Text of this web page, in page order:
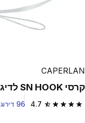
CAPERLAN
קרסי SN HOOK לדיג קרפיונים במוט
4.7 4.7 out of 5 stars from 96 reviews 96 דירוגים